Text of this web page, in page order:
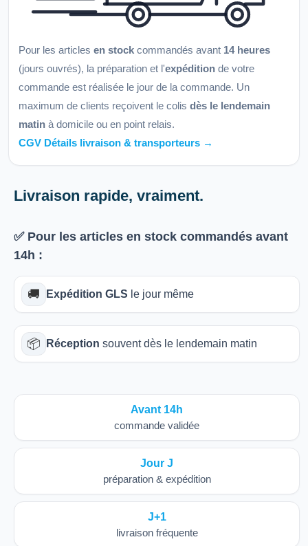
Pour les articles en stock commandés avant 14 heures
(jours ouvrés), la préparation et l'expédition de votre
commande est réalisée le jour de la commande. Un
maximum de clients reçoivent le colis dès le lendemain
matin à domicile ou en point relais.
CGV Détails livraison & transporteurs →
Livraison rapide, vraiment.
✅ Pour les articles en stock commandés avant
14h :
🚚 Expédition GLS le jour même
📦 Réception souvent dès le lendemain matin
Avant 14h
commande validée
Jour J
préparation & expédition
J+1
livraison fréquente